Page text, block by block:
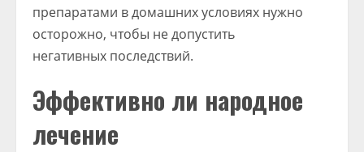
препаратами в домашних условиях нужно
осторожно, чтобы не допустить
негативных последствий.
Эффективно ли народное
лечение